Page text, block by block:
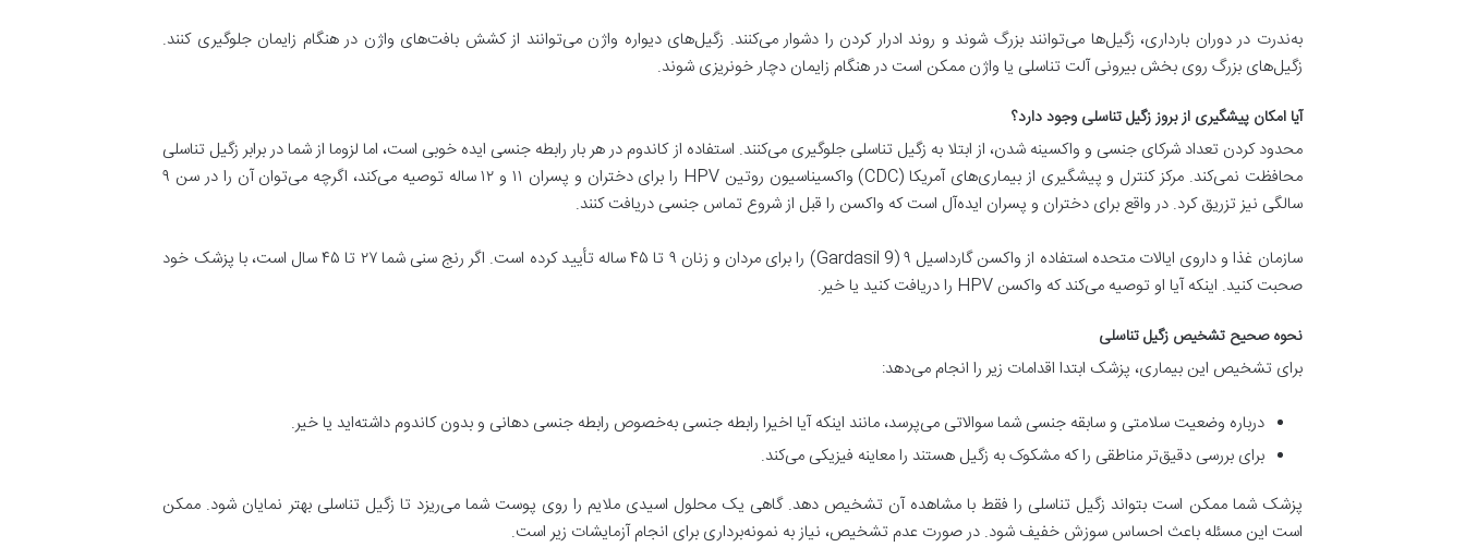
به‌ندرت در دوران بارداری، زگیل‌ها می‌توانند بزرگ شوند و روند ادرار کردن را دشوار می‌کنند. زگیل‌های دیواره واژن می‌توانند از کشش بافت‌های واژن در هنگام زایمان جلوگیری کنند.
زگیل‌های بزرگ روی بخش بیرونی آلت تناسلی یا واژن ممکن است در هنگام زایمان دچار خونریزی شوند.
آیا امکان پیشگیری از بروز زگیل تناسلی وجود دارد؟
محدود کردن تعداد شرکای جنسی و واکسینه شدن، از ابتلا به زگیل تناسلی جلوگیری می‌کنند. استفاده از کاندوم در هر بار رابطه جنسی ایده خوبی است، اما لزوما از شما در برابر زگیل تناسلی
محافظت نمی‌کند. مرکز کنترل و پیشگیری از بیماری‌های آمریکا (CDC) واکسیناسیون روتین HPV را برای دختران و پسران ۱۱ و ۱۲ ساله توصیه می‌کند، اگرچه می‌توان آن را در سن ۹
سالگی نیز تزریق کرد. در واقع برای دختران و پسران ایده‌آل است که واکسن را قبل از شروع تماس جنسی دریافت کنند.
سازمان غذا و داروی ایالات متحده استفاده از واکسن گارداسیل ۹ (Gardasil 9) را برای مردان و زنان ۹ تا ۴۵ ساله تأیید کرده است. اگر رنج سنی شما ۲۷ تا ۴۵ سال است، با پزشک خود
صحبت کنید. اینکه آیا او توصیه می‌کند که واکسن HPV را دریافت کنید یا خیر.
نحوه صحیح تشخیص زگیل تناسلی
برای تشخیص این بیماری، پزشک ابتدا اقدامات زیر را انجام می‌دهد:
درباره وضعیت سلامتی و سابقه جنسی شما سوالاتی می‌پرسد، مانند اینکه آیا اخیرا رابطه جنسی به‌خصوص رابطه جنسی دهانی و بدون کاندوم داشته‌اید یا خیر.
برای بررسی دقیق‌تر مناطقی را که مشکوک به زگیل هستند را معاینه فیزیکی می‌کند.
پزشک شما ممکن است بتواند زگیل تناسلی را فقط با مشاهده آن تشخیص دهد. گاهی یک محلول اسیدی ملایم را روی پوست شما می‌ریزد تا زگیل تناسلی بهتر نمایان شود. ممکن
است این مسئله باعث احساس سوزش خفیف شود. در صورت عدم تشخیص، نیاز به نمونه‌برداری برای انجام آزمایشات زیر است.